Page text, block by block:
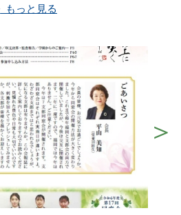
もっと見る